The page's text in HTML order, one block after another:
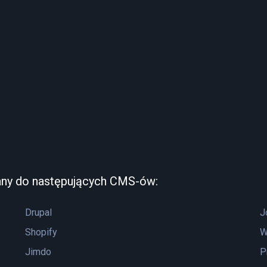
do następujących CMS-ów:
Drupal
Shopify
Jimdo